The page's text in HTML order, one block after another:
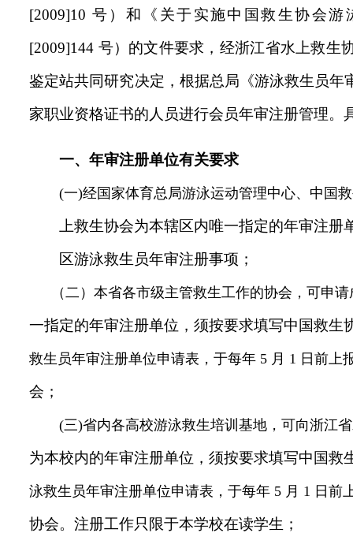
[2009]10 号）和《关于实施中国救生协会
[2009]144 号）的文件要求，经浙江省水上救生
鉴定站共同研究决定，根据总局《游泳救生员
家职业资格证书的人员进行会员年审注册管理。
一、年审注册单位有关要求
(一)经国家体育总局游泳运动管理中心、中国
上救生协会为本辖区内唯一指定的年审注册
区游泳救生员年审注册事项；
（二）本省各市级主管救生工作的协会，可申
一指定的年审注册单位，须按要求填写中国救生
救生员年审注册单位申请表，于每年 5 月 1 日前上
会；
(三)省内各高校游泳救生培训基地，可向浙江
为本校内的年审注册单位，须按要求填写中国救
泳救生员年审注册单位申请表，于每年 5 月 1 日前
协会。注册工作只限于本学校在读学生；